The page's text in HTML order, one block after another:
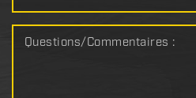
Questions/Commentaires :